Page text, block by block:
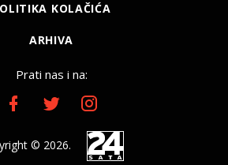
KOLAČIĆA
ARHIVA
Prati nas i na:
© 2026.